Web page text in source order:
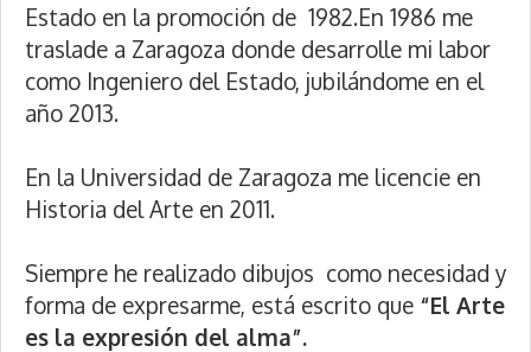
Estado en la promoción de 1982.En 1986 me
traslade a Zaragoza donde desarrolle mi labor
como Ingeniero del Estado, jubilándome en el
año 2013.
En la Universidad de Zaragoza me licencie en
Historia del Arte en 2011.
Siempre he realizado dibujos como necesidad y
forma de expresarme, está escrito que “El Arte
es la expresión del alma”.